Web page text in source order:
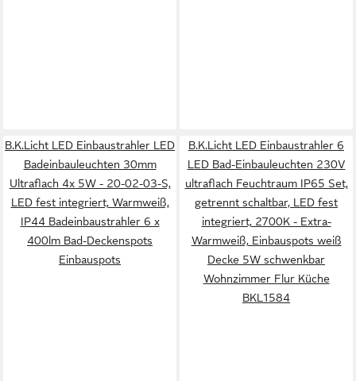
B.K.Licht LED Einbaustrahler LED
Badeinbauleuchten 30mm
Ultraflach 4x 5W - 20-02-03-S,
LED fest integriert, Warmweiß,
IP44 Badeinbaustrahler 6 x
400lm Bad-Deckenspots
Einbauspots
B.K.Licht LED Einbaustrahler 6
LED Bad-Einbauleuchten 230V
ultraflach Feuchtraum IP65 Set,
getrennt schaltbar, LED fest
integriert, 2700K - Extra-
Warmweiß, Einbauspots weiß
Decke 5W schwenkbar
Wohnzimmer Flur Küche
BKL1584